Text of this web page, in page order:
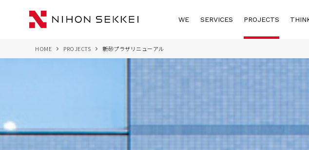
WE SERVICES PROJECTS
HOME PROJECTS 新砂プラザリニューアル